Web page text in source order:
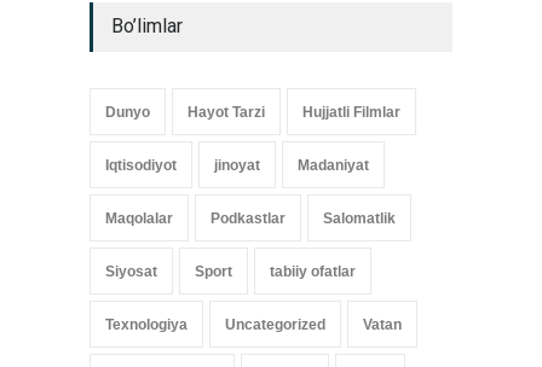
Bo’limlar
Dunyo Hayot Tarzi Hujjatli Filmlar
Iqtisodiyot jinoyat Madaniyat
Maqolalar Podkastlar Salomatlik
Siyosat Sport tabiiy ofatlar
Texnologiya Uncategorized Vatan